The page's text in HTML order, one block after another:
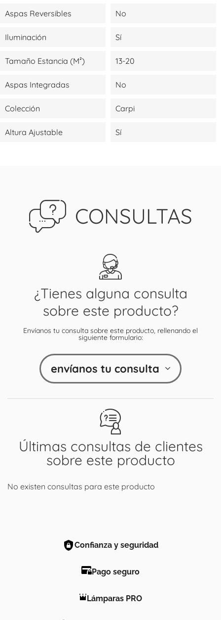
Aspas Reversibles No
Iluminación Sí
Tamaño Estancia (m²) 13-20
Aspas Integradas No
Colección Carpi
Altura Ajustable Sí
CONSULTAS
Últimas consultas de clientes
sobre este producto
No existen consultas para este producto
¿Tienes alguna consulta
sobre este producto?
Envíanos tu consulta sobre este producto, rellenando el
siguiente formulario:
envíanos tu consulta
Confianza y seguridad
Pago seguro
Lámparas PRO